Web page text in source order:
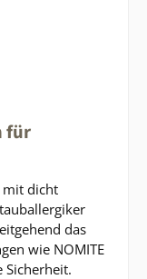
für
mit dicht
das
wie NOMITE
Sicherheit.